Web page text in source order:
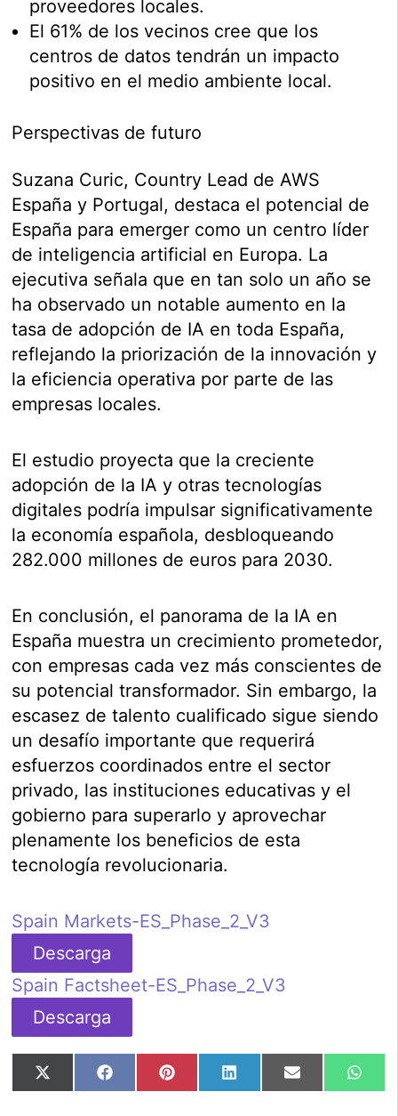
proveedores locales.
El 61% de los vecinos cree que los
centros de datos tendrán un impacto
positivo en el medio ambiente local.
Perspectivas de futuro
Suzana Curic, Country Lead de AWS
España y Portugal, destaca el potencial de
España para emerger como un centro líder
de inteligencia artificial en Europa. La
ejecutiva señala que en tan solo un año se
ha observado un notable aumento en la
tasa de adopción de IA en toda España,
reflejando la priorización de la innovación y
la eficiencia operativa por parte de las
empresas locales.
El estudio proyecta que la creciente
adopción de la IA y otras tecnologías
digitales podría impulsar significativamente
la economía española, desbloqueando
282.000 millones de euros para 2030.
En conclusión, el panorama de la IA en
España muestra un crecimiento prometedor,
con empresas cada vez más conscientes de
su potencial transformador. Sin embargo, la
escasez de talento cualificado sigue siendo
un desafío importante que requerirá
esfuerzos coordinados entre el sector
privado, las instituciones educativas y el
gobierno para superarlo y aprovechar
plenamente los beneficios de esta
tecnología revolucionaria.
Spain Markets-ES_Phase_2_V3
Descarga
Spain Factsheet-ES_Phase_2_V3
Descarga
Compartir
en
X
Compartir
en
FacebookCompartir
en
PinterestCompartir
en
LinkedInCompartir
en
Email
en